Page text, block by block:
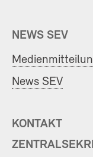
NEWS SEV
News SEV
KONTAKT